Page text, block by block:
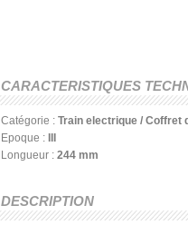
CARACTERISTIQUES
Catégorie : Train electrique / Coffret
Epoque :
Longueur : 244 mm
DESCRIPTION